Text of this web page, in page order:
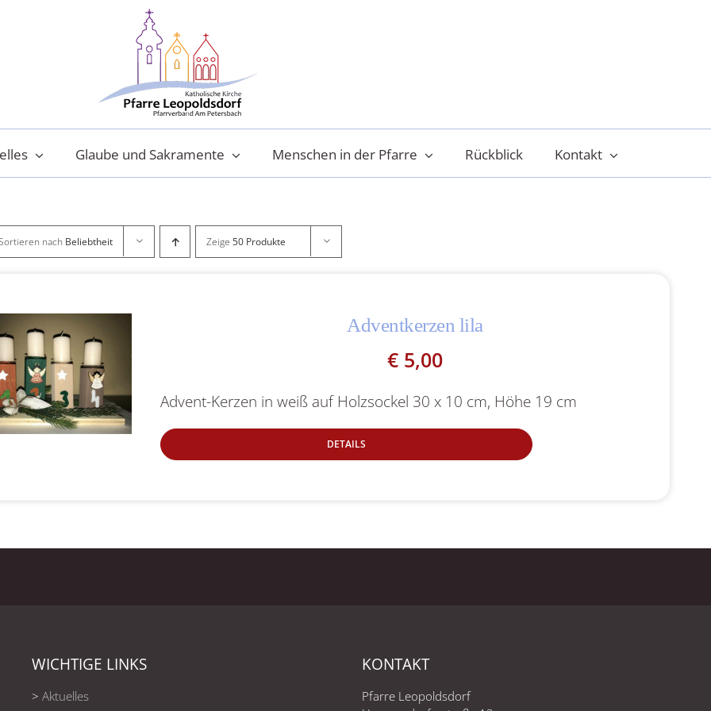
Glaube und Sakramente Menschen in der Pfarre Rückblick Kontakt
nach Beliebtheit Zeige 50 Produkte
Adventkerzen lila
€5,00
Advent-Kerzen in weiß auf Holzsockel 30 x 10 cm, Höhe 19 cm
DETAILS
WICHTIGE LINKS
> Aktuelles
KONTAKT
Pfarre Leopoldsdorf